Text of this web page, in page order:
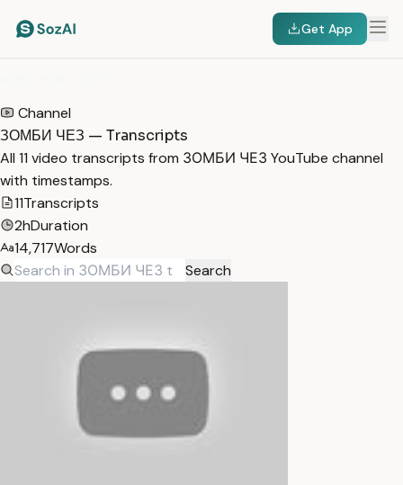
Get App
Channel
ЗОМБИ ЧЕЗ — Transcripts
All 11 video transcripts from ЗОМБИ ЧЕЗ YouTube channel
with timestamps.
11Transcripts
2hDuration
14,717Words
Search